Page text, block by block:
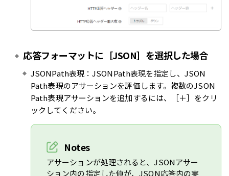
応答フォーマットに［JSON］を選択した場合
JSONPath表現：JSONPath表現を指定し、JSON
Path表現のアサーションを評価します。複数のJSON
Path表現アサーションを追加するには、［＋］をクリ
ックしてください。
Notes
アサーションが処理されると、JSONアサー
ション内の指定した値が、JSON応答内の実